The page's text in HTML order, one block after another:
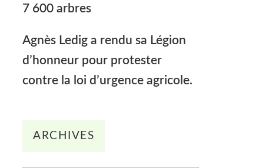
7 600 arbres
Agnès Ledig a rendu sa Légion
d’honneur pour protester
contre la loi d’urgence agricole.
ARCHIVES